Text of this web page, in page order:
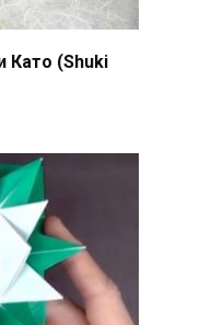
Като (Shuki